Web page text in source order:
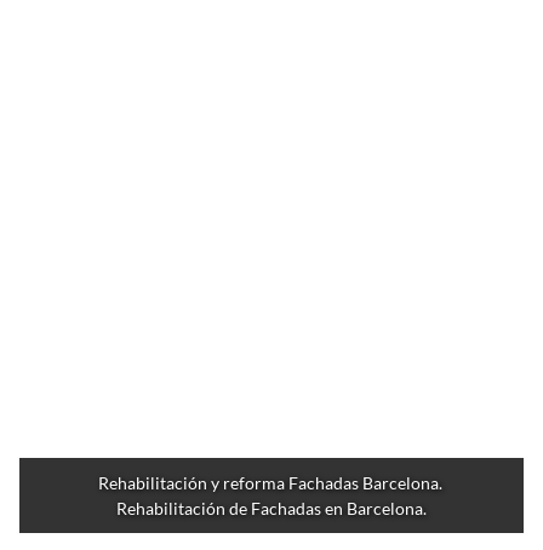
Rehabilitación y reforma Fachadas Barcelona.
Rehabilitación de Fachadas en Barcelona.